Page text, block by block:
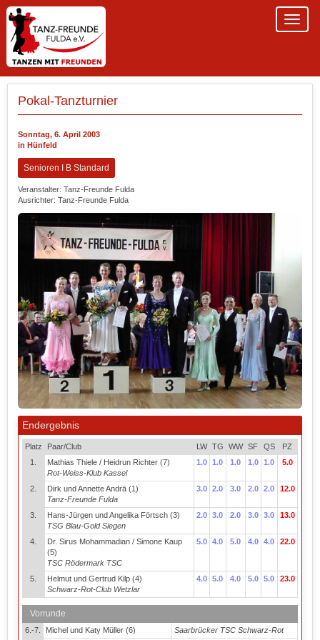
Pokal-Tanzturnier
Sonntag, 6. April 2003
in Hünfeld
Senioren I B Standard
Veranstalter: Tanz-Freunde Fulda
Ausrichter: Tanz-Freunde Fulda
Endergebnis
Platz Paar/Club LW TG WW SF QS
PZ
1.
Mathias Thiele / Heidrun Richter (7)
Rot-Weiss-Klub Kassel
1.0 1.0 1.0 1.0 1.0 5.0
2.
Dirk und Annette Andrä (1)
Tanz-Freunde Fulda
3.0 2.0 3.0 2.0 2.0 12.0
3.
Hans-Jürgen und Angelika Förtsch (3)
TSG Blau-Gold Siegen
2.0 3.0 2.0 3.0 3.0 13.0
4.
Dr. Sirus Mohammadian / Simone Kaup
(5)
TSC Rödermark TSC
5.0 4.0 5.0 4.0 4.0 22.0
5.
Helmut und Gertrud Kilp (4)
Schwarz-Rot-Club Wetzlar
4.0 5.0 4.0 5.0 5.0 23.0
Vorrunde
6.-7. Michel und Katy Müller (6) Saarbrücker TSC Schwarz-Rot